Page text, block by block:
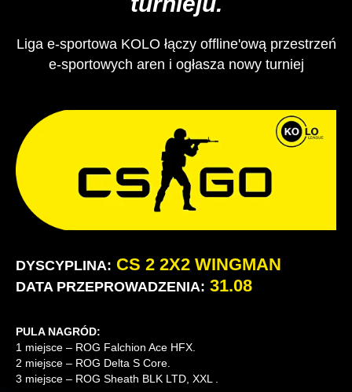
Liga e-sportowa KOLO łączy offline'ową przestrzeń
e-sportowych aren i ogłasza nowy turniej
DYSCYPLINA: CS 2 2X2 WINGMAN
DATA PRZEPROWADZENIA: 31.08
PULA NAGRÓD:
1 miejsce – ROG Falchion Ace HFX.
2 miejsce – ROG Delta S Core.
3 miejsce – ROG Sheath BLK LTD, XXL .